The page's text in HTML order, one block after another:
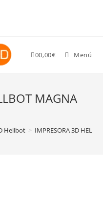
00,00€ Menú
MAGNA
Hellbot > IMPRESORA 3D